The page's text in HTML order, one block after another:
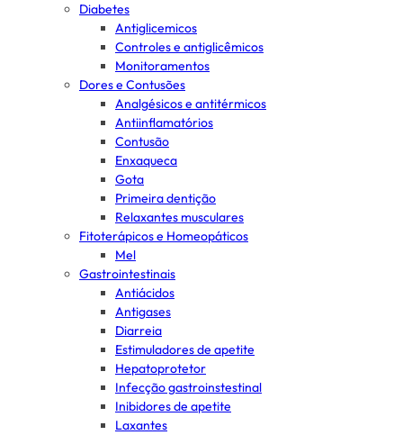
Diabetes
Antiglicemicos
Controles e antiglicêmicos
Monitoramentos
Dores e Contusões
Analgésicos e antitérmicos
Antiinflamatórios
Contusão
Enxaqueca
Gota
Primeira dentição
Relaxantes musculares
Fitoterápicos e Homeopáticos
Mel
Gastrointestinais
Antiácidos
Antigases
Diarreia
Estimuladores de apetite
Hepatoprotetor
Infecção gastroinstestinal
Inibidores de apetite
Laxantes